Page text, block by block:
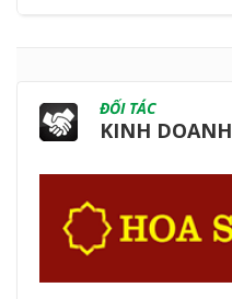
ĐỐI TÁC
KINH DOANH